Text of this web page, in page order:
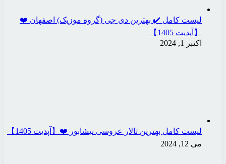
لیست کامل ✔️ بهترین دی جی (گروه موزیک) اصفهان ❤️
【آپدیت 1405】
اکتبر 1, 2024
لیست کامل بهترین تالار عروسی نیشابور ❤️【آپدیت 1405】
می 12, 2024